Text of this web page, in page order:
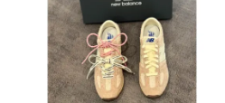
亚马逊，版权属于原作者